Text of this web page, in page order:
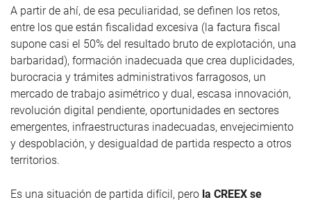
A partir de ahí, de esa peculiaridad, se definen los retos,
entre los que están fiscalidad excesiva (la factura fiscal
supone casi el 50% del resultado bruto de explotación, una
barbaridad), formación inadecuada que crea duplicidades,
burocracia y trámites administrativos farragosos, un
mercado de trabajo asimétrico y dual, escasa innovación,
revolución digital pendiente, oportunidades en sectores
emergentes, infraestructuras inadecuadas, envejecimiento
y despoblación, y desigualdad de partida respecto a otros
territorios.
Es una situación de partida difícil, pero la CREEX se